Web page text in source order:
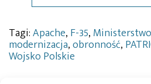
Tagi:Apache, F-35,
modernizacja,obronność,
Wojsko Polskie